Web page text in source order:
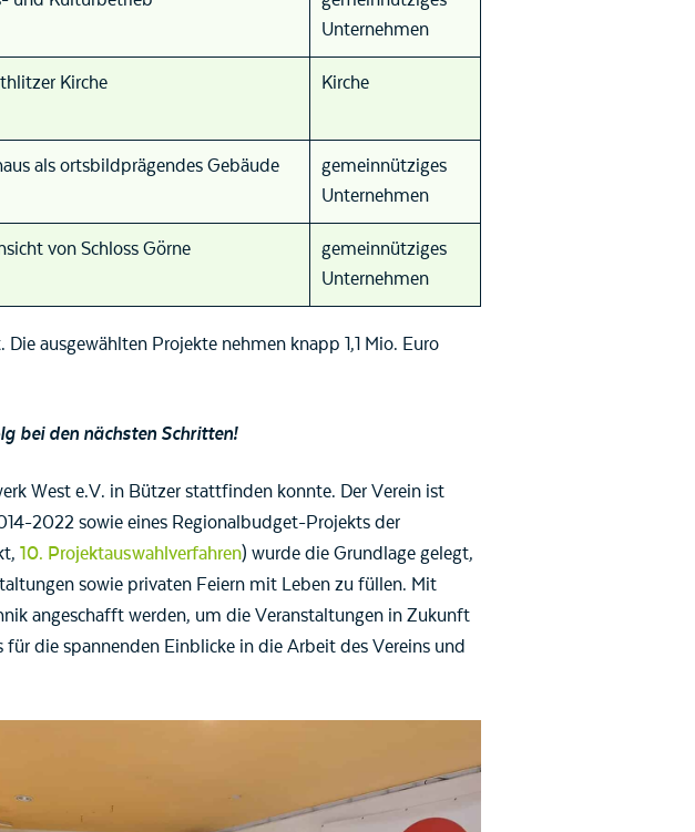
Unternehmen
Kirche
Kirche
als ortsbildprägendes Gebäude
gemeinnütziges
Unternehmen
von Schloss Görne
gemeinnütziges
Unternehmen
ausgewählten Projekte nehmen knapp 1,1 Mio. Euro
bei den nächsten Schritten!
West e.V. in Bützer stattfinden konnte. Der Verein ist
2022 sowie eines Regionalbudget-Projekts der
10. Projektauswahlverfahren) wurde die Grundlage gelegt,
sowie privaten Feiern mit Leben zu füllen. Mit
angeschafft werden, um die Veranstaltungen in Zukunft
die spannenden Einblicke in die Arbeit des Vereins und